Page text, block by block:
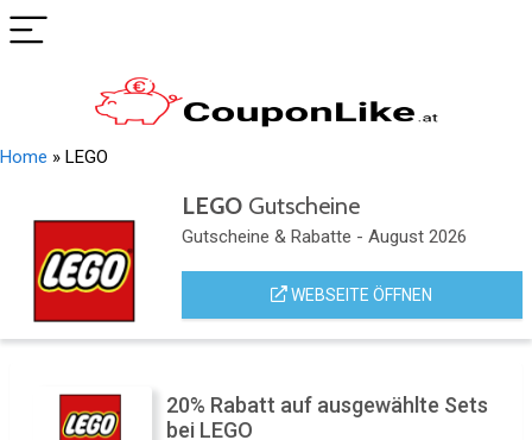
Home » LEGO
LEGOGutscheine
Gutscheine & Rabatte - August 2026
WEBSEITE ÖFFNEN
20% Rabatt auf ausgewählte Sets
bei LEGO